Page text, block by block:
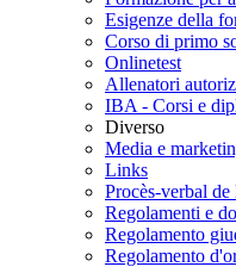
Esigenze della
Corso di primo
Onlinetest
Allenatori
IBA - Corsi e
Diverso
Media e
Links
Procès-verbal de
Regolamenti e
Regolamento
Regolamento